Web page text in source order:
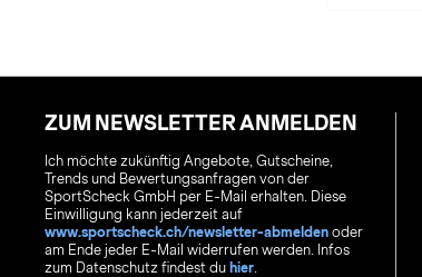
ZUM NEWSLETTER ANMELDEN
Ich möchte zukünftig Angebote, Gutscheine,
Trends und Bewertungsanfragen von der
SportScheck GmbH per E-Mail erhalten. Diese
Einwilligung kann jederzeit auf
www.sportscheck.ch/newsletter-abmelden oder
am Ende jeder E-Mail widerrufen werden. Infos
zum Datenschutz findest du hier